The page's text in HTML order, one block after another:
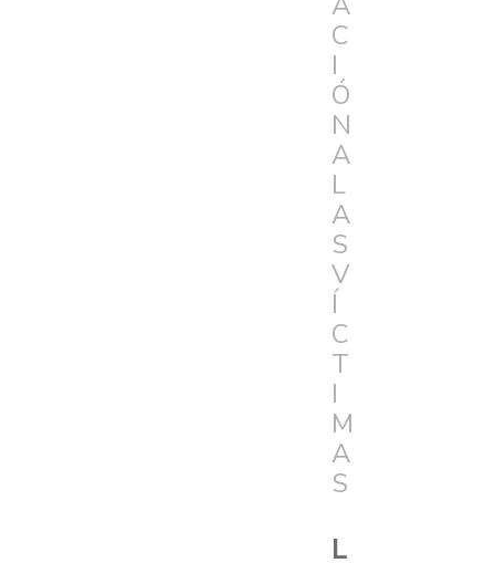
C
I
Ó
N
A
L
A
S
V
Í
C
T
I
M
A
S
L